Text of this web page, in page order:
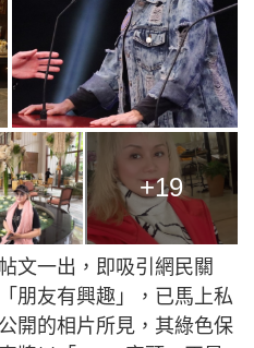
+19
文一出，即吸引網民關
朋友有興趣」，已馬上私
開的相片所見，其綠色保